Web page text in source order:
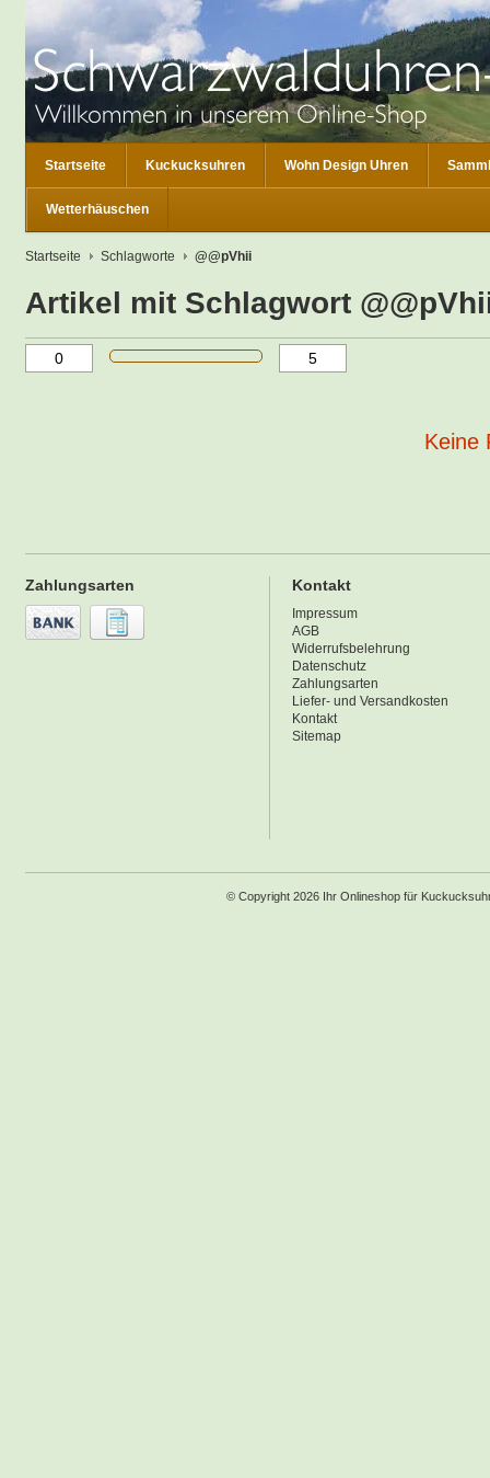
Startseite Kuckucksuhren Wohn Design Uhren
Wetterhäuschen
Startseite Schlagworte @@pVhii
Artikel mit Schlagwort
Keine
Zahlungsarten Kontakt
Impressum
AGB
Widerrufsbelehrung
Datenschutz
Zahlungsarten
Liefer- und Versandkosten
Kontakt
Sitemap
© Copyright 2026 Ihr Onlineshop für